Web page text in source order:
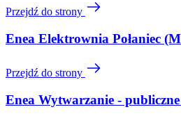
Przejdź do strony
Enea Elektrownia Połaniec
Przejdź do strony
Enea Wytwarzanie -